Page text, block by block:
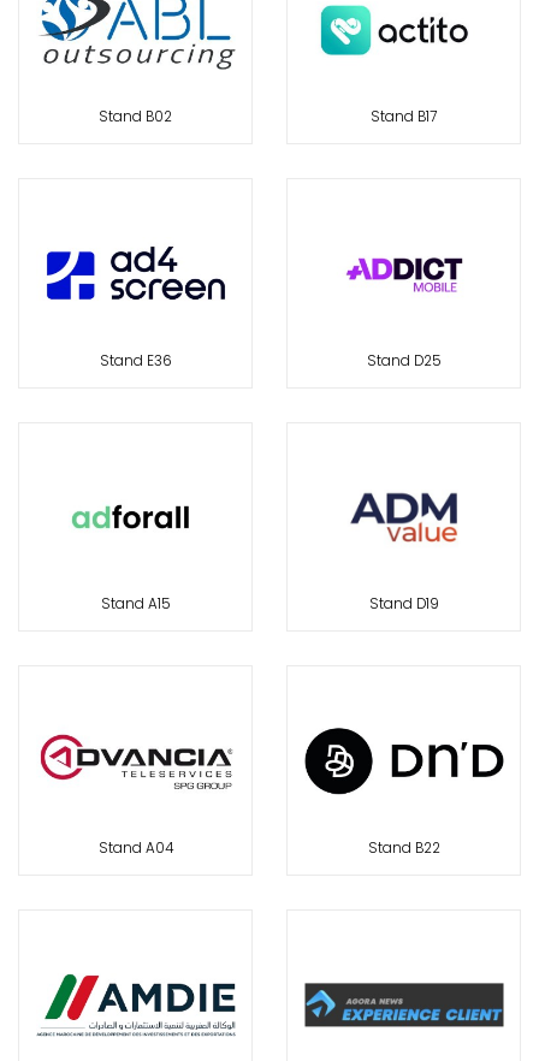
Stand B02 Stand B17
Stand E36 Stand D25
Stand A15 Stand D19
Stand A04 Stand B22